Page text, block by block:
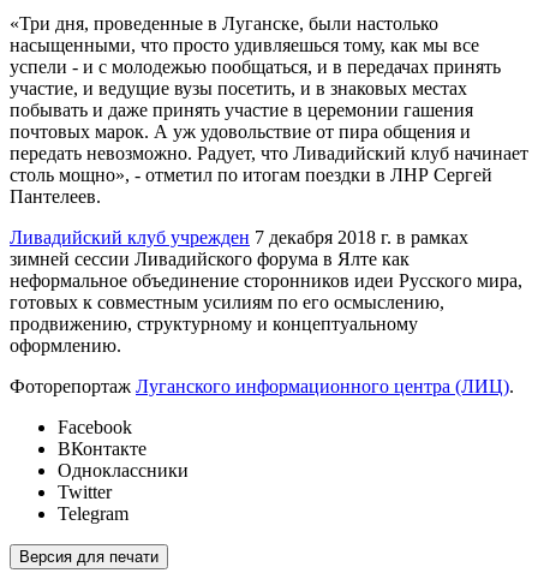
«Три дня, проведенные в Луганске, были настолько
насыщенными, что просто удивляешься тому, как мы все
успели - и с молодежью пообщаться, и в передачах принять
участие, и ведущие вузы посетить, и в знаковых местах
побывать и даже принять участие в церемонии гашения
почтовых марок. А уж удовольствие от пира общения и
передать невозможно. Радует, что Ливадийский клуб начинает
столь мощно», - отметил по итогам поездки в ЛНР Сергей
Пантелеев.
Ливадийский клуб учрежден 7 декабря 2018 г. в рамках
зимней сессии Ливадийского форума в Ялте как
неформальное объединение сторонников идеи Русского мира,
готовых к совместным усилиям по его осмыслению,
продвижению, структурному и концептуальному
оформлению.
Фоторепортаж Луганского информационного центра (ЛИЦ).
Facebook
ВКонтакте
Одноклассники
Twitter
Telegram
Версия для печати